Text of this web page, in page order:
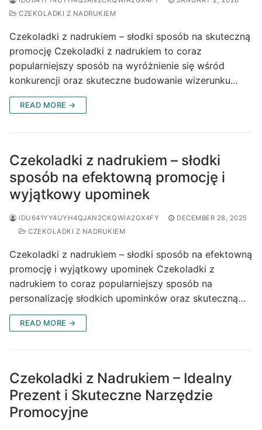
CZEKOLADKI Z NADRUKIEM
Czekoladki z nadrukiem – słodki sposób na skuteczną
promocję Czekoladki z nadrukiem to coraz
popularniejszy sposób na wyróżnienie się wśród
konkurencji oraz skuteczne budowanie wizerunku…
READ MORE →
Czekoladki z nadrukiem – słodki
sposób na efektowną promocję i
wyjątkowy upominek
IDU641YY4UYH4QJAN2CKQWIA2GX4FY
DECEMBER 28, 2025
CZEKOLADKI Z NADRUKIEM
Czekoladki z nadrukiem – słodki sposób na efektowną
promocję i wyjątkowy upominek Czekoladki z
nadrukiem to coraz popularniejszy sposób na
personalizację słodkich upominków oraz skuteczną…
READ MORE →
Czekoladki z Nadrukiem – Idealny
Prezent i Skuteczne Narzędzie
Promocyjne